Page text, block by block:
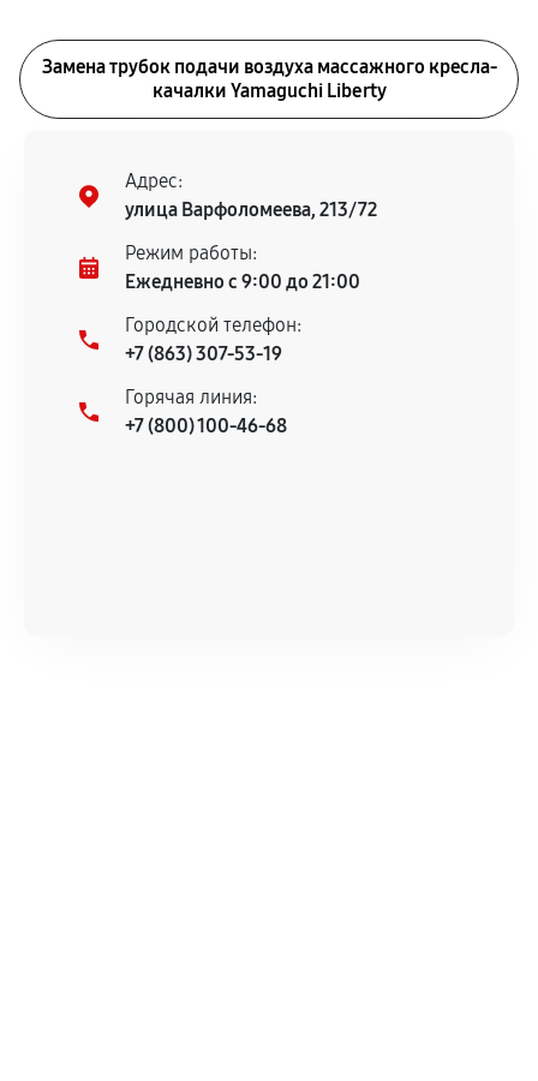
Замена трубок подачи воздуха массажного кресла-
качалки Yamaguchi Liberty
Адрес:
улица Варфоломеева, 213/72
Режим работы:
Ежедневно с 9:00 до 21:00
Городской телефон:
+7 (863) 307-53-19
Горячая линия:
+7 (800) 100-46-68